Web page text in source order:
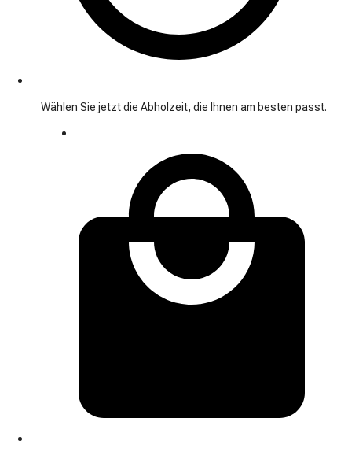
Wählen Sie jetzt die Abholzeit, die Ihnen am besten passt.